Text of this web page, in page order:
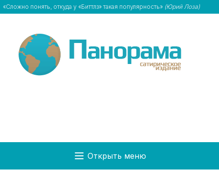
«Сложно понять, откуда у «Биттлз» такая популярность» (Юрий Лоза)
Открыть меню